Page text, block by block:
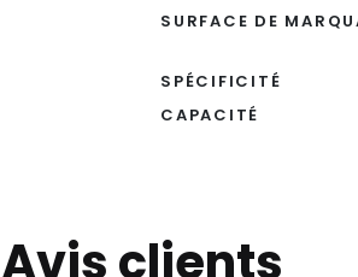
SURFACE DE
SPÉCIFICITÉ
CAPACITÉ
Avis clients